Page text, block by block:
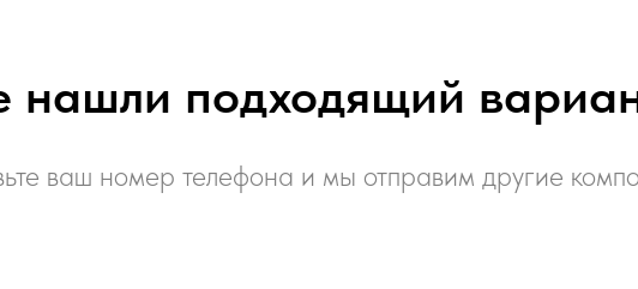
нашли подходящий
ваш номер телефона и мы отправим другие